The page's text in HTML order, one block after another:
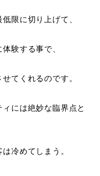
限に切り上げて、
験する事で、
てくれるのです。
には絶妙な臨界点と
冷めてしまう。